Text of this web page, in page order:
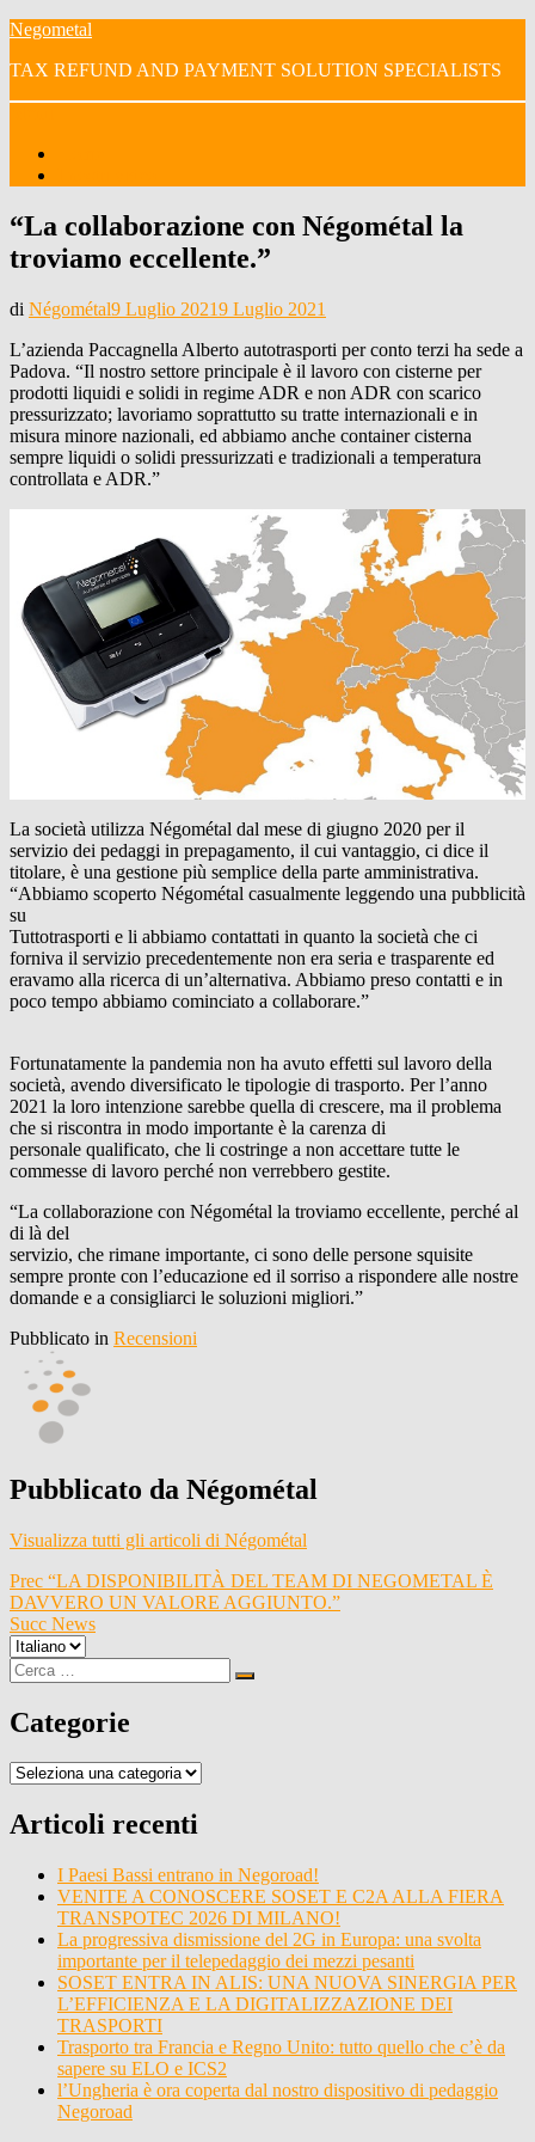
Vai
contenuto
Negometal
TAX REFUND AND PAYMENT SOLUTION SPECIALISTS
“La collaborazione con Négométal la
troviamo eccellente.”
di NégométalPubblicato
9 Luglio 20219 Luglio 2021
L’azienda Paccagnella Alberto autotrasporti per conto terzi ha sede a
Padova. “Il nostro settore principale è il lavoro con cisterne per
prodotti liquidi e solidi in regime ADR e non ADR con scarico
pressurizzato; lavoriamo soprattutto su tratte internazionali e in
misura minore nazionali, ed abbiamo anche container cisterna
sempre liquidi o solidi pressurizzati e tradizionali a temperatura
controllata e ADR.”
La società utilizza Négométal dal mese di giugno 2020 per il
servizio dei pedaggi in prepagamento, il cui vantaggio, ci dice il
titolare, è una gestione più semplice della parte amministrativa.
“Abbiamo scoperto Négométal casualmente leggendo una pubblicità
su
Tuttotrasporti e li abbiamo contattati in quanto la società che ci
forniva il servizio precedentemente non era seria e trasparente ed
eravamo alla ricerca di un’alternativa. Abbiamo preso contatti e in
poco tempo abbiamo cominciato a collaborare.”
Fortunatamente la pandemia non ha avuto effetti sul lavoro della
società, avendo diversificato le tipologie di trasporto. Per l’anno
2021 la loro intenzione sarebbe quella di crescere, ma il problema
che si riscontra in modo importante è la carenza di
personale qualificato, che li costringe a non accettare tutte le
commesse di lavoro perché non verrebbero gestite.
“La collaborazione con Négométal la troviamo eccellente, perché al
di là del
servizio, che rimane importante, ci sono delle persone squisite
sempre pronte con l’educazione ed il sorriso a rispondere alle nostre
domande e a consigliarci le soluzioni migliori.”
Pubblicato in Recensioni
Pubblicato da Négométal
Visualizza tutti gli articoli di Négométal
Navigazione
articoli
Prec “LA DISPONIBILITÀ DEL TEAM DI NEGOMETAL È
DAVVERO UN VALORE AGGIUNTO.”
Succ News
Scegli
una
lingua
Cerca
per:
Cerca
Categorie
Categorie
Articoli recenti
I Paesi Bassi entrano in Negoroad!
VENITE A CONOSCERE SOSET E C2A ALLA FIERA
TRANSPOTEC 2026 DI MILANO!
La progressiva dismissione del 2G in Europa: una svolta
importante per il telepedaggio dei mezzi pesanti
SOSET ENTRA IN ALIS: UNA NUOVA SINERGIA PER
L’EFFICIENZA E LA DIGITALIZZAZIONE DEI
TRASPORTI
Trasporto tra Francia e Regno Unito: tutto quello che c’è da
sapere su ELO e ICS2
l’Ungheria è ora coperta dal nostro dispositivo di pedaggio
Negoroad